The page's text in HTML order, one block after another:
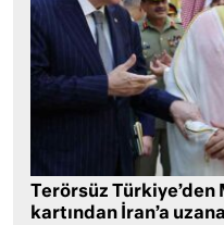
Terörsüz Türkiye’den
kartından İran’a